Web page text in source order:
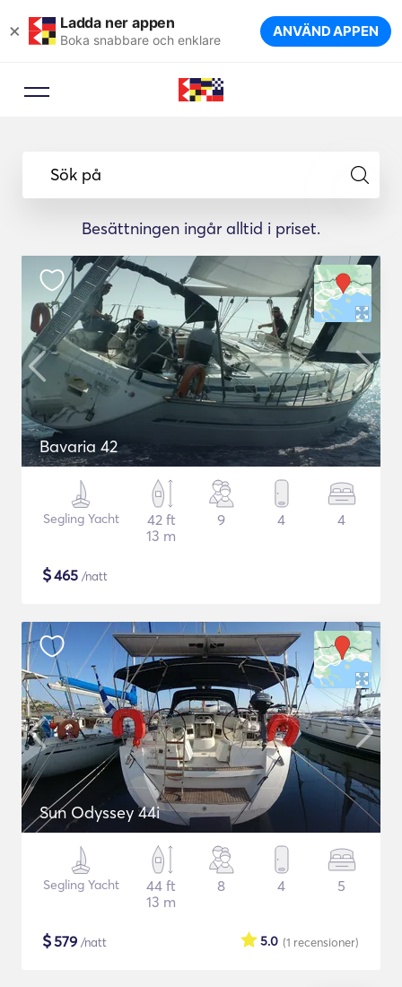
× Ladda ner appen
Boka snabbare och enklare ANVÄND APPEN
Sök på
Besättningen ingår alltid i priset.
Bavaria 42
Segling Yacht
42 ft
13 m
9 4 4
$465 /natt
Sun Odyssey 44i
Segling Yacht
44 ft
13 m
8 4 5
$579 /natt (1 recensioner)
5.0